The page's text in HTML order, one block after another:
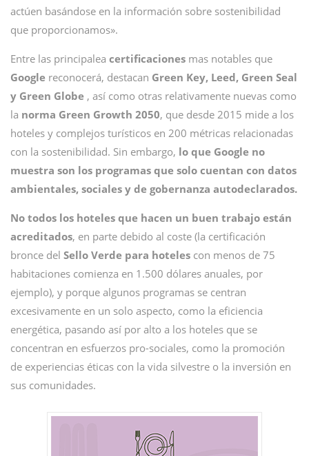
actúen basándose en la información sobre sostenibilidad
que proporcionamos».
Entre las principalea certificaciones mas notables que
Google reconocerá, destacan Green Key, Leed, Green Seal
y Green Globe , así como otras relativamente nuevas como
la norma Green Growth 2050, que desde 2015 mide a los
hoteles y complejos turísticos en 200 métricas relacionadas
con la sostenibilidad. Sin embargo, lo que Google no
muestra son los programas que solo cuentan con datos
ambientales, sociales y de gobernanza autodeclarados.
No todos los hoteles que hacen un buen trabajo están
acreditados, en parte debido al coste (la certificación
bronce del Sello Verde para hoteles con menos de 75
habitaciones comienza en 1.500 dólares anuales, por
ejemplo), y porque algunos programas se centran
excesivamente en un solo aspecto, como la eficiencia
energética, pasando así por alto a los hoteles que se
concentran en esfuerzos pro-sociales, como la promoción
de experiencias éticas con la vida silvestre o la inversión en
sus comunidades.